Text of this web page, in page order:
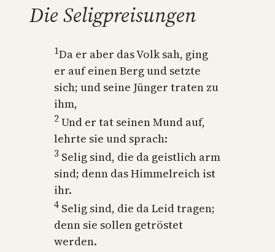
Die Seligpreisungen
1Da er aber das Volk sah, ging
er auf einen Berg und setzte
sich; und seine Jünger traten zu
ihm,
2Und er tat seinen Mund auf,
lehrte sie und sprach:
3 Selig sind, die da geistlich arm
sind; denn das Himmelreich ist
ihr.
4 Selig sind, die da Leid tragen;
denn sie sollen getröstet
werden.